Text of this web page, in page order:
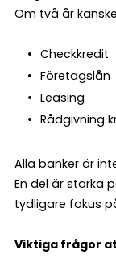
Om två år
Checkkredit
Företagslån
Leasing
Rådgivning
Alla banker är
En del är starka
tydligare fokus
Viktiga frågor